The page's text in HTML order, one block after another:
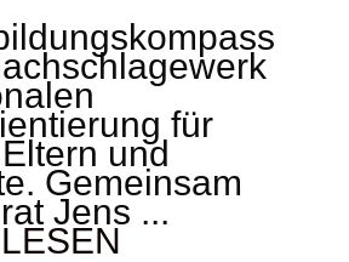
für
und
Gemeinsam
Jens ...